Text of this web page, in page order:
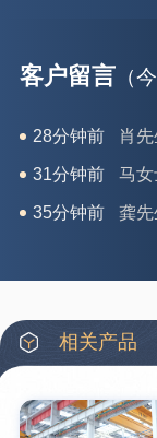
客户留言 （
31分钟前 马女
35分钟前 龚先
39分钟前 翟先
6分钟前 姚女
12分钟前 宋先
16分钟前 柳先
相关产品